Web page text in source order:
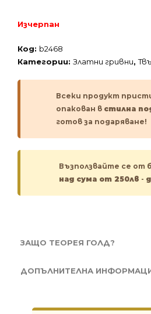
Изчерпан
Код: b2468
Категории: Златни гривни,
Всеки продукт
опакован в стилна
готов за подаряване!
Възползвайте се от
над сума от 250лв -
ЗАЩО ТЕОРЕЯ ГОЛД?
ДОПЪЛНИТЕЛНА